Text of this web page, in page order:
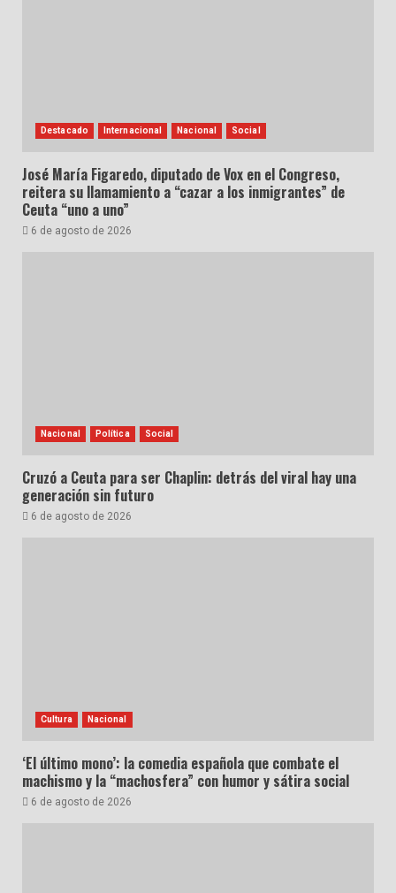
Destacado Internacional Nacional Social
José María Figaredo, diputado de Vox en el Congreso,
reitera su llamamiento a “cazar a los inmigrantes” de
Ceuta “uno a uno”
6 de agosto de 2026
Nacional Política Social
Cruzó a Ceuta para ser Chaplin: detrás del viral hay una
generación sin futuro
6 de agosto de 2026
Cultura Nacional
‘El último mono’: la comedia española que combate el
machismo y la “machosfera” con humor y sátira social
6 de agosto de 2026